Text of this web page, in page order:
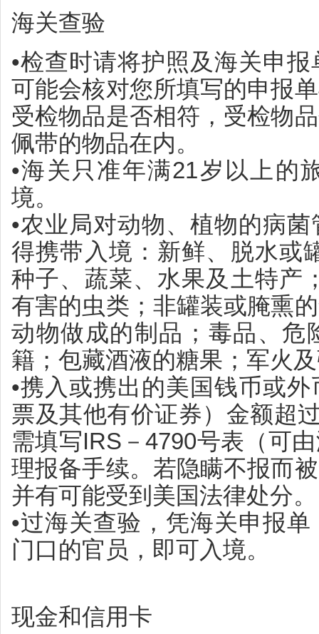
海关查验
•检查时请将护照及海关申
可能会核对您所填写的申报
受检物品是否相符，受检物
佩带的物品在内。
•海关只准年满21岁以上的
境。
•农业局对动物、植物的病
得携带入境：新鲜、脱水或
种子、蔬菜、水果及土特产
有害的虫类；非罐装或腌熏
动物做成的制品；毒品、危
籍；包藏酒液的糖果；军火
•携入或携出的美国钱币或
票及其他有价证券）金额超
需填写IRS－4790号表（可
理报备手续。若隐瞒不报而
并有可能受到美国法律处分。
•过海关查验，凭海关申报
门口的官员，即可入境。
现金和信用卡